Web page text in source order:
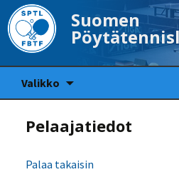
Suomen
Valikko
Pelaajatiedot
Palaa takaisin